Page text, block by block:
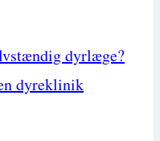
lovpligtige